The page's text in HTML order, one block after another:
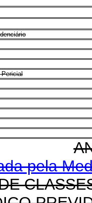
Pericial
pela